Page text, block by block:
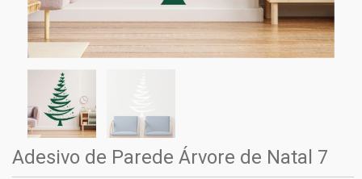
Adesivo de Parede Árvore de Natal 7